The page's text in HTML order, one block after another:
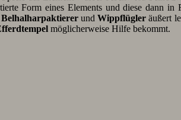
Form eines Elements und diese dann in
Belhalharpaktierer undWippflügler äußert
möglicherweise Hilfe bekommt.